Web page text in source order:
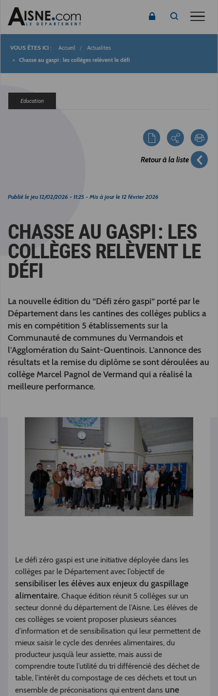
Fil
Accueil
Actualites
Chasse au gaspi : les collèges relèvent le défi
Education
Retour à la liste
Publié le jeu 12/02/2026 - 11:25 - Mis à jour le 12 février 2026
CHASSE AU GASPI : LES
COLLÈGES RELÈVENT LE
DÉFI
La nouvelle édition du “Défi zéro gaspi“ porté par le
Département dans les cantines des collèges publics a
mis en compétition 5 établissements sur la
Communauté de communes du Vermandois et
l’Agglomération du Saint-Quentinois. L’annonce des
résultats et la remise du diplôme se sont déroulées au
collège Marcel Pagnol de Vermand qui a réalisé la
meilleure performance.
Le défi zéro gaspi est une initiative déployée dans les
collèges par le Département avec l’objectif de
sensibiliser les élèves aux enjeux du gaspillage
alimentaire. Chaque édition réunit 5 collèges sur un
secteur donné du département de l’Aisne. Les élèves de
ces collèges se voient proposer plusieurs séances
d’information et de sensibilisation qui leur permettent de
mieux saisir le cycle des denrées alimentaires, du
producteur jusqu’à leur assiette, mais aussi de
comprendre toute l’utilité du tri différencié des déchet de
table, l’intérêt du compostage de ces déchets et tout un
ensemble de préconisations qui entrent dans une